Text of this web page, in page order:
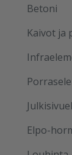
Betoni
Kaivot ja
Elpo-